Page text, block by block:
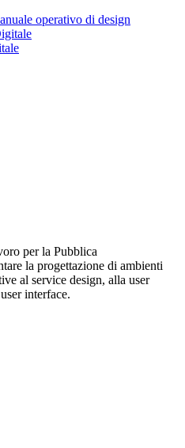
operativo di design
per la Pubblica
la progettazione di ambienti
al service design, alla user
interface.